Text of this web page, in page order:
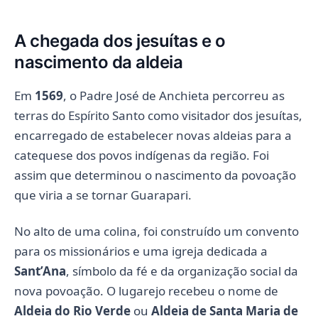
A chegada dos jesuítas e o
nascimento da aldeia
Em 1569, o Padre José de Anchieta percorreu as
terras do Espírito Santo como visitador dos jesuítas,
encarregado de estabelecer novas aldeias para a
catequese dos povos indígenas da região. Foi
assim que determinou o nascimento da povoação
que viria a se tornar Guarapari.
No alto de uma colina, foi construído um convento
para os missionários e uma igreja dedicada a
Sant’Ana, símbolo da fé e da organização social da
nova povoação. O lugarejo recebeu o nome de
Aldeia do Rio Verde ou Aldeia de Santa Maria de